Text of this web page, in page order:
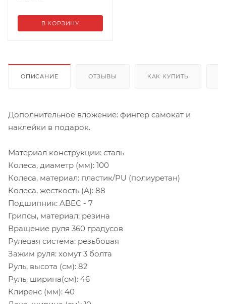
В КОРЗИНУ
ОПИСАНИЕ ОТЗЫВЫ КАК КУПИТЬ
Дополнительное вложение: фингер самокат и
наклейки в подарок.
Материал конструкции: сталь
Колеса, диаметр (мм): 100
Колеса, материал: пластик/PU (полиуретан)
Колеса, жесткость (А): 88
Подшипник: ABEC - 7
Грипсы, материал: резина
Вращение руля 360 градусов
Рулевая система: резьбовая
Зажим руля: хомут 3 болта
Руль, высота (см): 82
Руль, ширина(см): 46
Клиренс (мм): 40